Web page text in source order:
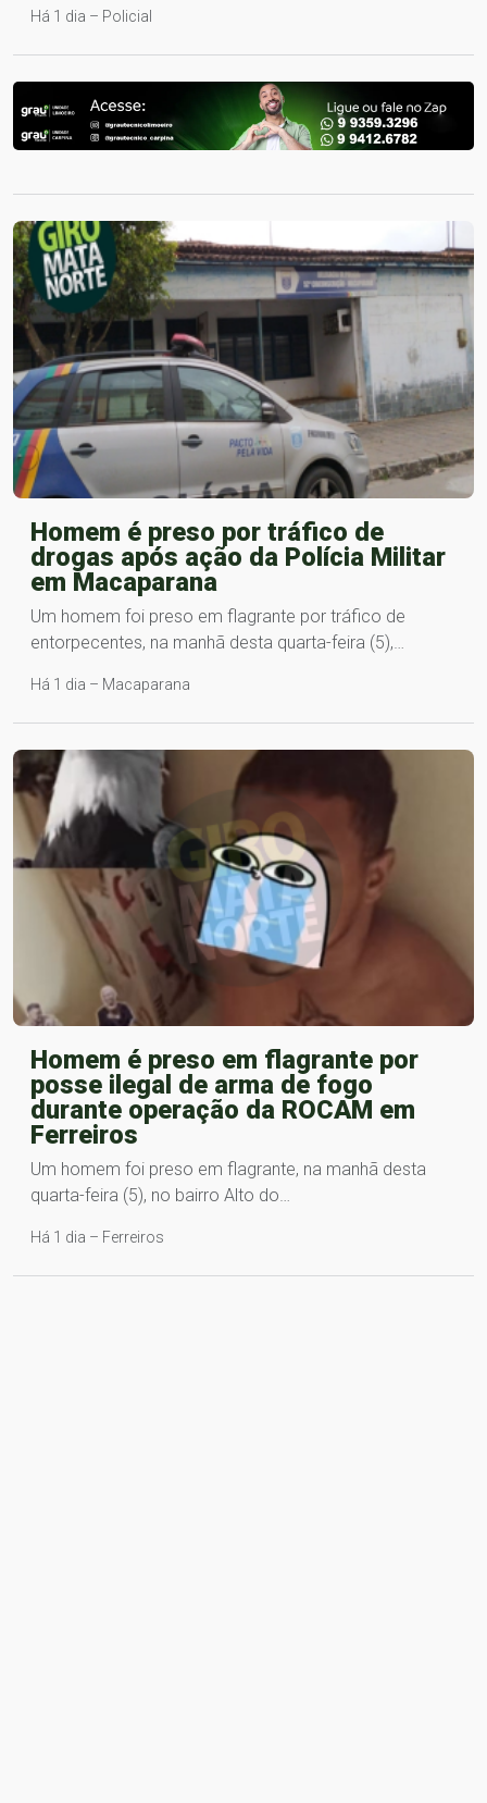
Há 1 dia – Policial
Homem é preso por tráfico de
drogas após ação da Polícia Militar
em Macaparana
Um homem foi preso em flagrante por tráfico de
entorpecentes, na manhã desta quarta-feira (5),…
Há 1 dia – Macaparana
Homem é preso em flagrante por
posse ilegal de arma de fogo
durante operação da ROCAM em
Ferreiros
Um homem foi preso em flagrante, na manhã desta
quarta-feira (5), no bairro Alto do…
Há 1 dia – Ferreiros